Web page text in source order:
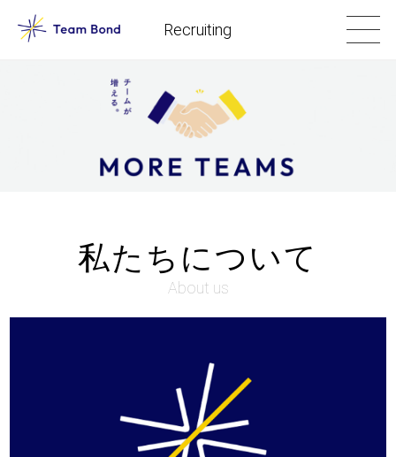
Recruiting
私たちについて
About us